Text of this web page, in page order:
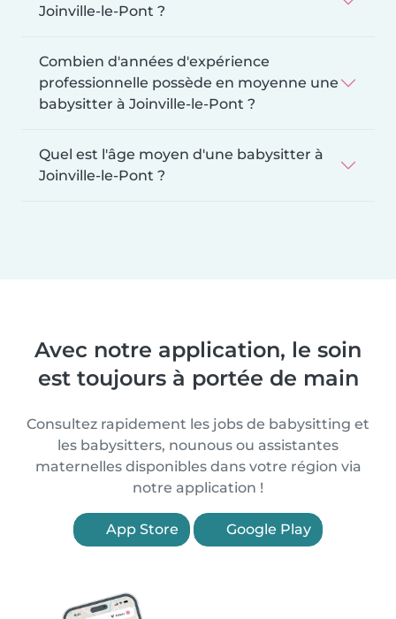
Joinville-le-Pont ?
Combien d'années d'expérience
professionnelle possède en moyenne une
babysitter à Joinville-le-Pont ?
Quel est l'âge moyen d'une babysitter à
Joinville-le-Pont ?
Avec notre application, le soin
est toujours à portée de main
Consultez rapidement les jobs de babysitting et
les babysitters, nounous ou assistantes
maternelles disponibles dans votre région via
notre application !
App Store Google Play